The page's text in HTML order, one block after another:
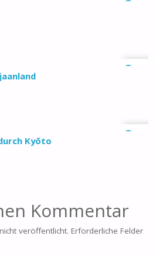
Kyōto
Kommentar
veröffentlicht. Erforderliche Felder